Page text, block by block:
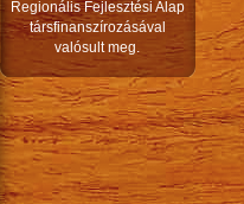
Regionális Fejlesztési Alap
társfinanszírozásával
valósult meg.